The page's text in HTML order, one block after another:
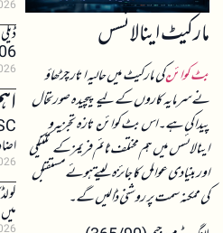
مارکیٹ اینالائسس
بٹ کوائنکی مارکیٹ میں حالیہ اتار چڑھاؤ
نے سرمایہ کاروں کے لیے پیچیدہ صورتحال
پیدا کی ہے۔ اس بٹ کوائن تازہ تجزیہ و
اینالائسس میں ہم مختلف ٹائم فریمز کے تکنیکی
اور بنیادی عوامل کا جائزہ لیتے ہوئے مستقبل
کی ممکنہ سمت پر روشنی ڈالیں گے۔
06
میں 890,000 بٹ کوائن کی منتقلی